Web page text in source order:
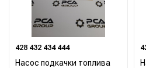
428 432 434 444
Насос подкачки топлива